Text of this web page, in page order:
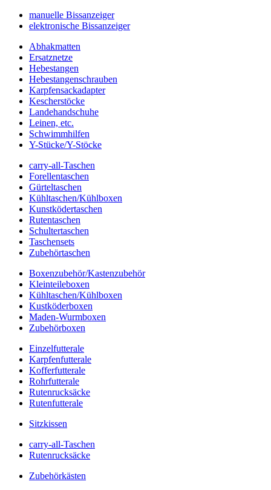
manuelle Bissanzeiger
elektronische Bissanzeiger
Abhakmatten
Ersatznetze
Hebestangen
Hebestangenschrauben
Karpfensackadapter
Kescherstöcke
Landehandschuhe
Leinen, etc.
Schwimmhilfen
Y-Stücke/Y-Stöcke
carry-all-Taschen
Forellentaschen
Gürteltaschen
Kühltaschen/Kühlboxen
Kunstködertaschen
Rutentaschen
Schultertaschen
Taschensets
Zubehörtaschen
Boxenzubehör/Kastenzubehör
Kleinteileboxen
Kühltaschen/Kühlboxen
Kustköderboxen
Maden-Wurmboxen
Zubehörboxen
Einzelfutterale
Karpfenfutterale
Kofferfutterale
Rohrfutterale
Rutenrucksäcke
Rutenfutterale
Sitzkissen
carry-all-Taschen
Rutenrucksäcke
Zubehörkästen